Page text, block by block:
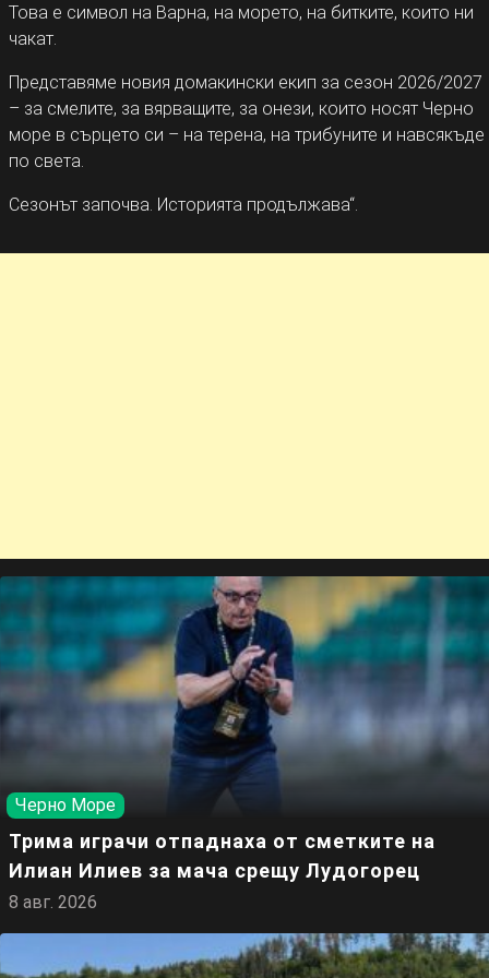
Това е символ на Варна, на морето, на битките, които ни
чакат.
Представяме новия домакински екип за сезон 2026/2027
– за смелите, за вярващите, за онези, които носят Черно
море в сърцето си – на терена, на трибуните и навсякъде
по света.
Сезонът започва. Историята продължава“.
Черно Море
Трима играчи отпаднаха от сметките на
Илиан Илиев за мача срещу Лудогорец
8 авг. 2026